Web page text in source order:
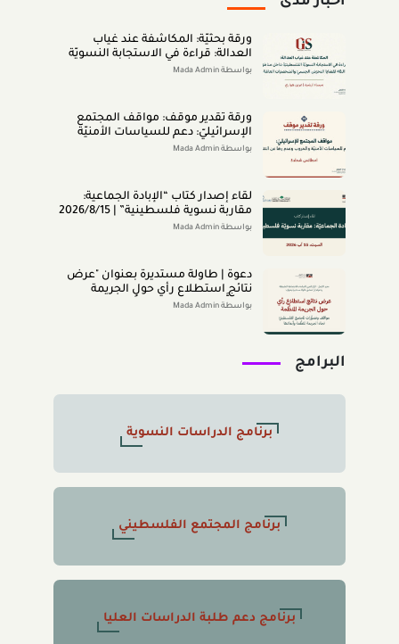
ورقة بحثيّة: المكاشفة عند غياب
العدالة: قراءة في الاستجابة النسويّة
بواسطة Mada Admin
ورقة تقدير موقف: مواقف المجتمع
الإسرائيليّ: دعم للسياسات الأمنيّة
والحروب وعدم رضا عن النتائج (تمّوز
بواسطة Mada Admin
لقاء إصدار كتاب “اﻹﺑﺎدةّ اﻟﺠﻤﺎﻋﻴﺔ:
ﻣﻘﺎرﺑﺔ ﻧﺴﻮﻳﺔ ﻓﻠﺴﻄﻴﻨﻴﺔ” | 2026/8/15
|بواسطة Mada Admin
دعوة | طاولة مستديرة بعنوان "عرض
نتائج استطلاع رأي حول الجريمة
المنظَّمة- مواقف وتصوُّرات المجتمع
بواسطة Mada Admin
البرامج
برنامج الدراسات النسوية
برنامج المجتمع الفلسطيني
برنامج دعم طلبة الدراسات العليا